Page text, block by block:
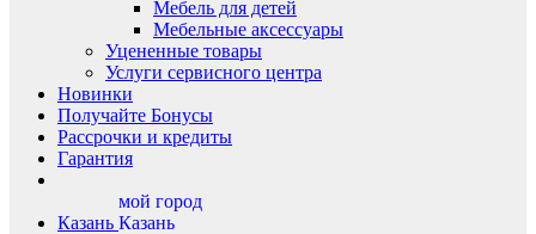
Мебель для детей
Мебельные аксессуары
Уцененные товары
Услуги сервисного центра
Новинки
Получайте Бонусы
Рассрочки и кредиты
Гарантия
Казань
мой город
Казань